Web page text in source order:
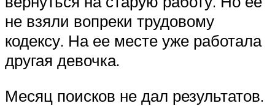
не взяли вопреки трудовому
кодексу. На ее месте уже работала
другая девочка.
Месяц поисков не дал результатов.